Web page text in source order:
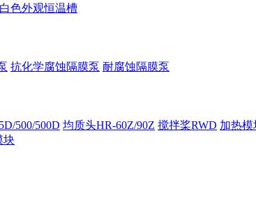
白色外观恒温槽
抗化学腐蚀隔膜泵 耐腐蚀隔膜泵
500/500D 均质头HR-60Z/90Z 搅拌桨RWD 加热模
块